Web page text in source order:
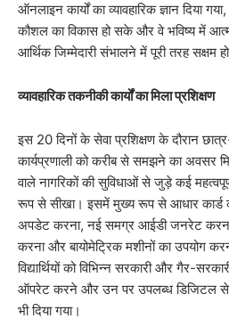
ऑनलाइन कार्यों का व्यावहारिक ज्ञान दिया
कौशल का विकास हो सके और वे भविष्य में
आर्थिक जिम्मेदारी संभालने में पूरी तरह सक्षम
व्यावहारिक तकनीकी कार्यों का मिला प्रशिक्षण
इस 20 दिनों के सेवा प्रशिक्षण के दौरान
कार्यप्रणाली को करीब से समझने का अवसर
वाले नागरिकों की सुविधाओं से जुड़े कई
रूप से सीखा। इसमें मुख्य रूप से आधार कार्ड
अपडेट करना, नई समग्र आईडी जनरेट करना,
करना और बायोमेट्रिक मशीनों का उपयोग
विद्यार्थियों को विभिन्न सरकारी और गैर-
ऑपरेट करने और उन पर उपलब्ध डिजिटल
भी दिया गया।